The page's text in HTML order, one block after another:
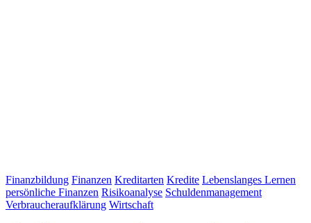
Finanzbildung Finanzen Kreditarten Kredite Lebenslanges Lernen
persönliche Finanzen Risikoanalyse Schuldenmanagement
Verbraucheraufklärung Wirtschaft